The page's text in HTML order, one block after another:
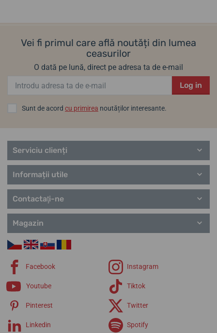
Vei fi primul care află noutăți din lumea
ceasurilor
O dată pe lună, direct pe adresa ta de e-mail
Log in
Sunt de acord cu primirea noutăților interesante.
Serviciu clienți
Informații utile
Contactaţi-ne
Magazin
Facebook Instagram
Youtube Tiktok
Pinterest Twitter
Linkedin Spotify